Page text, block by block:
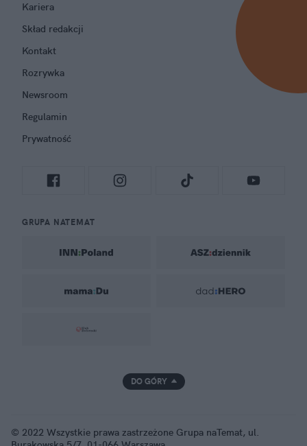
Kariera
Skład redakcji
Kontakt
Rozrywka
Newsroom
Regulamin
Prywatność
GRUPA NATEMAT
DO GÓRY
© 2022 Wszystkie prawa zastrzeżone Grupa naTemat, ul.